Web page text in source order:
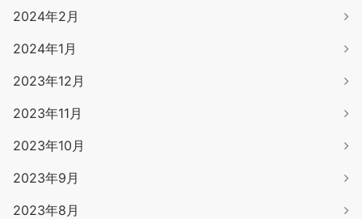
2024年2月
2024年1月
2023年12月
2023年11月
2023年10月
2023年9月
2023年8月